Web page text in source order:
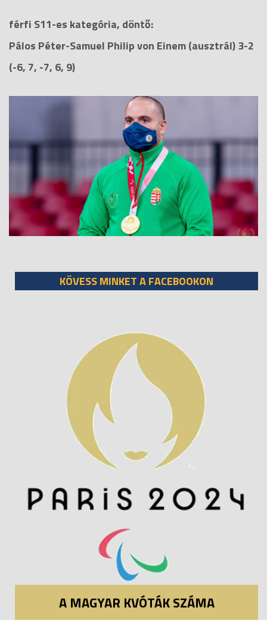
férfi S11-es kategória, döntő:
Pálos Péter-Samuel Philip von Einem (ausztrál) 3-2
(-6, 7, -7, 6, 9)
KÖVESS MINKET A FACEBOOKON
A MAGYAR KVÓTÁK SZÁMA